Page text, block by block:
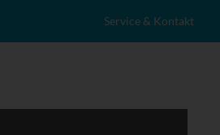
Service & Kontakt